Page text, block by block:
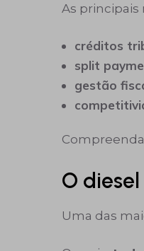
As principais
créditos
split
gestão
O
Uma das